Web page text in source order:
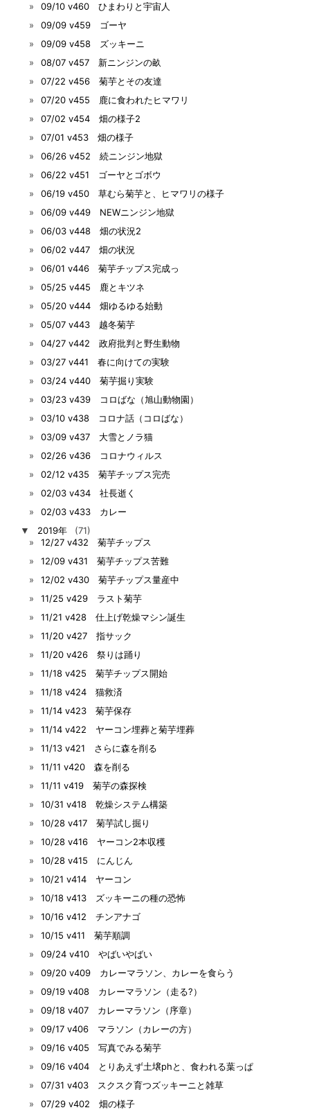
09/10 v460 ひまわりと宇宙人
09/09 v459 ゴーヤ
09/09 v458 ズッキーニ
08/07 v457 新ニンジンの畝
07/22 v456 菊芋とその友達
07/20 v455 鹿に食われたヒマワリ
07/02 v454 畑の様子2
07/01 v453 畑の様子
06/26 v452 続ニンジン地獄
06/22 v451 ゴーヤとゴボウ
06/19 v450 草むら菊芋と、ヒマワリの様子
06/09 v449 NEWニンジン地獄
06/03 v448 畑の状況2
06/02 v447 畑の状況
06/01 v446 菊芋チップス完成っ
05/25 v445 鹿とキツネ
05/20 v444 畑ゆるゆる始動
05/07 v443 越冬菊芋
04/27 v442 政府批判と野生動物
03/27 v441 春に向けての実験
03/24 v440 菊芋掘り実験
03/23 v439 コロばな（旭山動物園）
03/10 v438 コロナ話（コロばな）
03/09 v437 大雪とノラ猫
02/26 v436 コロナウィルス
02/12 v435 菊芋チップス完売
02/03 v434 社長逝く
02/03 v433 カレー
▼
2019年
(71)
12/27 v432 菊芋チップス
12/09 v431 菊芋チップス苦難
12/02 v430 菊芋チップス量産中
11/25 v429 ラスト菊芋
11/21 v428 仕上げ乾燥マシン誕生
11/20 v427 指サック
11/20 v426 祭りは踊り
11/18 v425 菊芋チップス開始
11/18 v424 猫救済
11/14 v423 菊芋保存
11/14 v422 ヤーコン埋葬と菊芋埋葬
11/13 v421 さらに森を削る
11/11 v420 森を削る
11/11 v419 菊芋の森探検
10/31 v418 乾燥システム構築
10/28 v417 菊芋試し掘り
10/28 v416 ヤーコン2本収穫
10/28 v415 にんじん
10/21 v414 ヤーコン
10/18 v413 ズッキーニの種の恐怖
10/16 v412 チンアナゴ
10/15 v411 菊芋順調
09/24 v410 やばいやばい
09/20 v409 カレーマラソン、カレーを食らう
09/19 v408 カレーマラソン（走る?）
09/18 v407 カレーマラソン（序章）
09/17 v406 マラソン（カレーの方）
09/16 v405 写真でみる菊芋
09/16 v404 とりあえず土壌phと、食われる葉っぱ
07/31 v403 スクスク育つズッキーニと雑草
07/29 v402 畑の様子